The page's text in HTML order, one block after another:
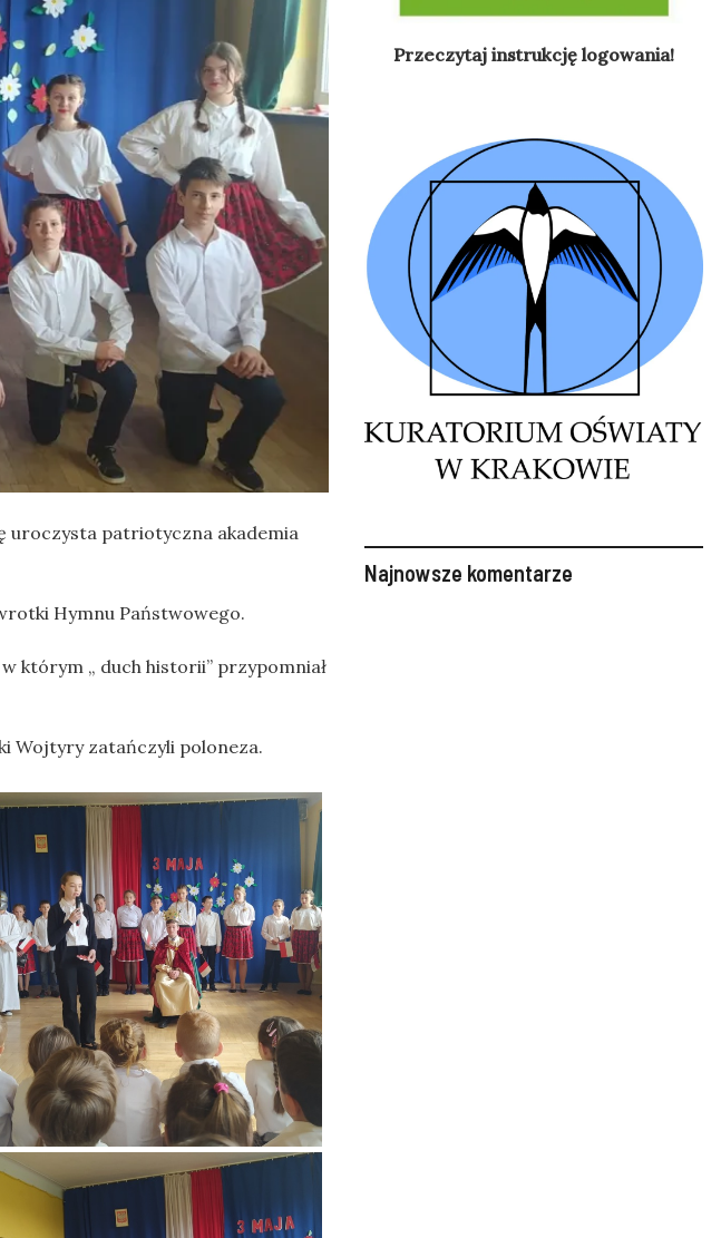
uroczysta patriotyczna akademia
Hymnu Państwowego.
którym „ duch historii” przypomniał
Wojtyry zatańczyli poloneza.
Przeczytaj instrukcję logowania!
Najnowsze komentarze